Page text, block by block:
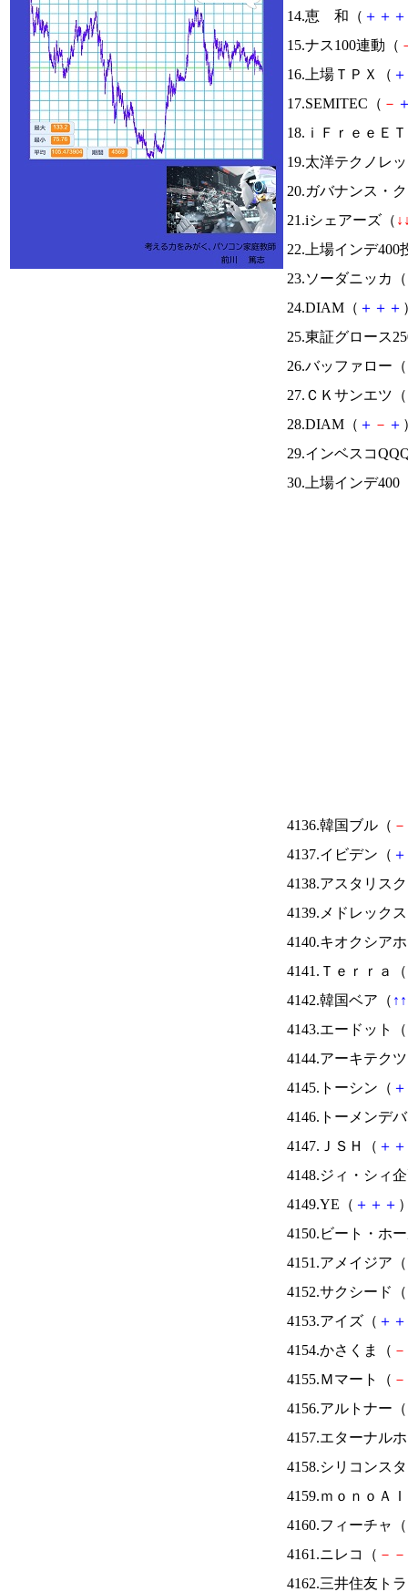
14.恵 和（ ＋ ＋ ＋
15.ナス100連動（
16.上場ＴＰＸ（ ＋
17.SEMITEC（ －
18.ｉＦｒｅｅＥ
19.太洋テクノレ
20.ガバナンス・
21.iシェアーズ（ ↓
22.上場インデ400
23.ソーダニッカ（
24.DIAM（ ＋ ＋ ＋
25.東証グロース
26.バッファロー（
27.ＣＫサンエツ（
28.DIAM（ ＋ － ＋
29.インベスコ
30.上場インデ400
4136.韓国ブル（ －
4137.イビデン（ ＋
4138.アスタリス
4139.メドレック
4140.キオクシア
4141.Ｔｅｒｒａ（
4142.韓国ベア（ ↑ ↑
4143.エードット（
4144.アーキテク
4145.トーシン（ ＋
4146.トーメンデ
4147.ＪＳＨ（ ＋ ＋
4148.ジィ・シィ
4149.YE（ ＋ ＋ ＋
4150.ビート・ホ
4151.アメイジア（
4152.サクシード（
4153.アイズ（ ＋ ＋
4154.かさくま（ －
4155.Ｍマート（ －
4156.アルトナー（
4157.エターナル
4158.シリコンス
4159.ｍｏｎｏＡ
4160.フィーチャ（
4161.ニレコ（ － －
4162.三井住友ト